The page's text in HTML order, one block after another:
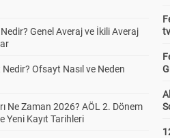
Genel Averaj ve İkili Averaj
Ofsayt Nasıl ve Neden
Ne Zaman 2026? AÖL 2. Dönem
Yeni Kayıt Tarihleri